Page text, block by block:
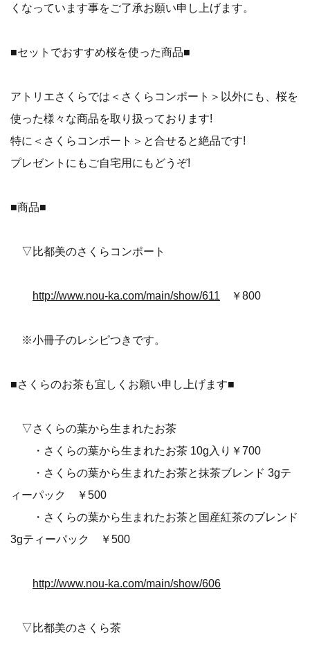
くなっています事をご了承お願い申し上げます。
■セットでおすすめ桜を使った商品■
アトリエさくらでは＜さくらコンポート＞以外にも、桜を
使った様々な商品を取り扱っております!
特に＜さくらコンポート＞と合せると絶品です!
プレゼントにもご自宅用にもどうぞ!
■商品■
▽比都美のさくらコンポート
http://www.nou-ka.com/main/show/611 ￥800
※小冊子のレシピつきです。
■さくらのお茶も宜しくお願い申し上げます■
▽さくらの葉から生まれたお茶
・さくらの葉から生まれたお茶 10g入り￥700
・さくらの葉から生まれたお茶と抹茶ブレンド 3gテ
ィーパック ￥500
・さくらの葉から生まれたお茶と国産紅茶のブレンド
3gティーパック ￥500
http://www.nou-ka.com/main/show/606
▽比都美のさくら茶